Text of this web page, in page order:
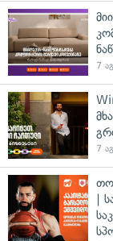
7
7
|